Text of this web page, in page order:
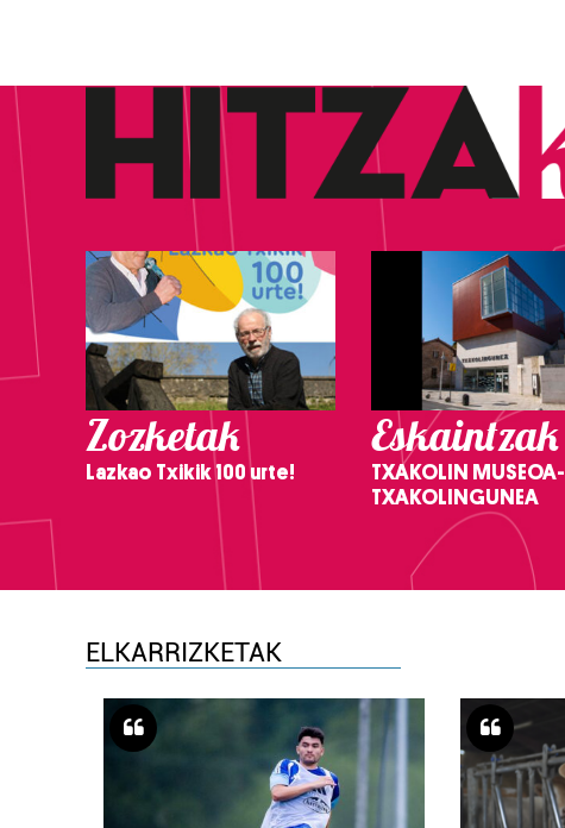
Zozketak
Lazkao Txikik 100 urte!
Eskaintzak
TXAKOLIN MUSEOA-
TXAKOLINGUNEA
ELKARRIZKETAK